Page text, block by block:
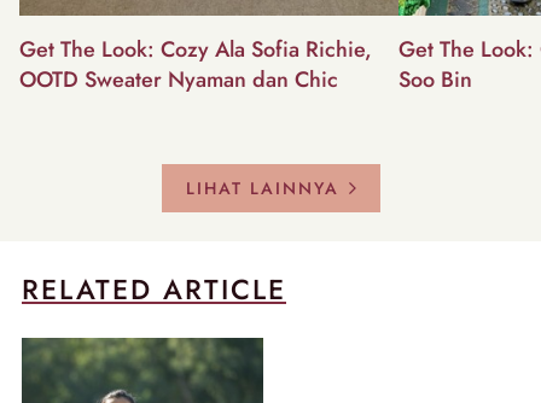
Get The Look: Cozy Ala Sofia Richie,
OOTD Sweater Nyaman dan Chic
Get The Look:
Soo Bin
LIHAT LAINNYA
RELATED ARTICLE